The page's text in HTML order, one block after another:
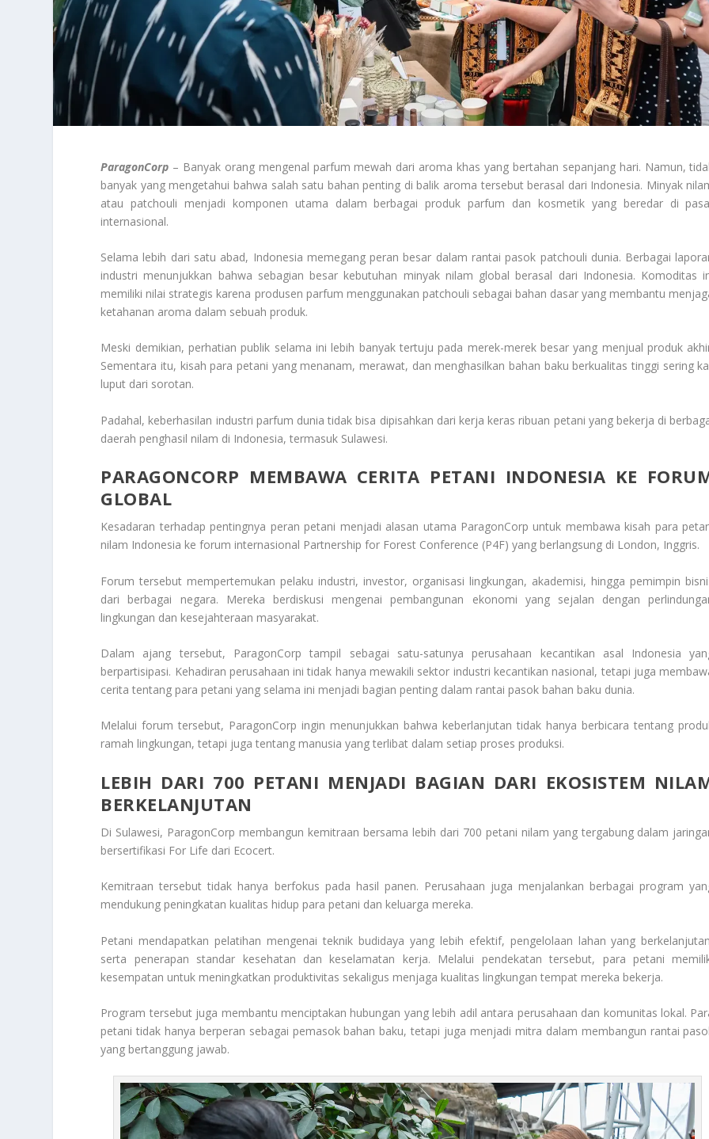
ParagonCorp – Banyak orang mengenal parfum mewah dari aroma khas yang bertahan sepanjang hari. Namun,
banyak yang mengetahui bahwa salah satu bahan penting di balik aroma tersebut berasal dari Indonesia. Minyak
atau patchouli menjadi komponen utama dalam berbagai produk parfum dan kosmetik yang beredar di
internasional.
Selama lebih dari satu abad, Indonesia memegang peran besar dalam rantai pasok patchouli dunia. Berbagai
industri menunjukkan bahwa sebagian besar kebutuhan minyak nilam global berasal dari Indonesia. Komoditas
memiliki nilai strategis karena produsen parfum menggunakan patchouli sebagai bahan dasar yang membantu
ketahanan aroma dalam sebuah produk.
Meski demikian, perhatian publik selama ini lebih banyak tertuju pada merek-merek besar yang menjual produk
Sementara itu, kisah para petani yang menanam, merawat, dan menghasilkan bahan baku berkualitas tinggi sering
luput dari sorotan.
Padahal, keberhasilan industri parfum dunia tidak bisa dipisahkan dari kerja keras ribuan petani yang bekerja di
daerah penghasil nilam di Indonesia, termasuk Sulawesi.
PARAGONCORP MEMBAWA CERITA PETANI INDONESIA KE
GLOBAL
Kesadaran terhadap pentingnya peran petani menjadi alasan utama ParagonCorp untuk membawa kisah para
nilam Indonesia ke forum internasional Partnership for Forest Conference (P4F) yang berlangsung di London, Inggris.
Forum tersebut mempertemukan pelaku industri, investor, organisasi lingkungan, akademisi, hingga pemimpin
dari berbagai negara. Mereka berdiskusi mengenai pembangunan ekonomi yang sejalan dengan
lingkungan dan kesejahteraan masyarakat.
Dalam ajang tersebut, ParagonCorp tampil sebagai satu-satunya perusahaan kecantikan asal Indonesia
berpartisipasi. Kehadiran perusahaan ini tidak hanya mewakili sektor industri kecantikan nasional, tetapi juga
cerita tentang para petani yang selama ini menjadi bagian penting dalam rantai pasok bahan baku dunia.
Melalui forum tersebut, ParagonCorp ingin menunjukkan bahwa keberlanjutan tidak hanya berbicara tentang
ramah lingkungan, tetapi juga tentang manusia yang terlibat dalam setiap proses produksi.
LEBIH DARI 700 PETANI MENJADI BAGIAN DARI EKOSISTEM
BERKELANJUTAN
Di Sulawesi, ParagonCorp membangun kemitraan bersama lebih dari 700 petani nilam yang tergabung dalam
bersertifikasi For Life dari Ecocert.
Kemitraan tersebut tidak hanya berfokus pada hasil panen. Perusahaan juga menjalankan berbagai program
mendukung peningkatan kualitas hidup para petani dan keluarga mereka.
Petani mendapatkan pelatihan mengenai teknik budidaya yang lebih efektif, pengelolaan lahan yang
serta penerapan standar kesehatan dan keselamatan kerja. Melalui pendekatan tersebut, para petani
kesempatan untuk meningkatkan produktivitas sekaligus menjaga kualitas lingkungan tempat mereka bekerja.
Program tersebut juga membantu menciptakan hubungan yang lebih adil antara perusahaan dan komunitas lokal.
petani tidak hanya berperan sebagai pemasok bahan baku, tetapi juga menjadi mitra dalam membangun rantai
yang bertanggung jawab.